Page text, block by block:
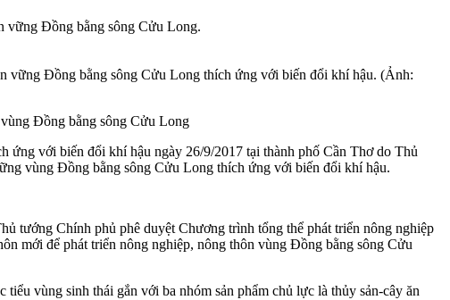
vững Đồng bằng sông Cửu Long.
vững Đồng bằng sông Cửu Long thích ứng với biến đổi khí hậu. (Ảnh:
Đồng bằng sông Cửu Long
với biến đổi khí hậu ngày 26/9/2017 tại thành phố Cần Thơ do Thủ
vùng Đồng bằng sông Cửu Long thích ứng với biến đổi khí hậu.
tướng Chính phủ phê duyệt Chương trình tổng thể phát triển nông nghiệp
mới để phát triển nông nghiệp, nông thôn vùng Đồng bằng sông Cửu
vùng sinh thái gắn với ba nhóm sản phẩm chủ lực là thủy sản-cây ăn